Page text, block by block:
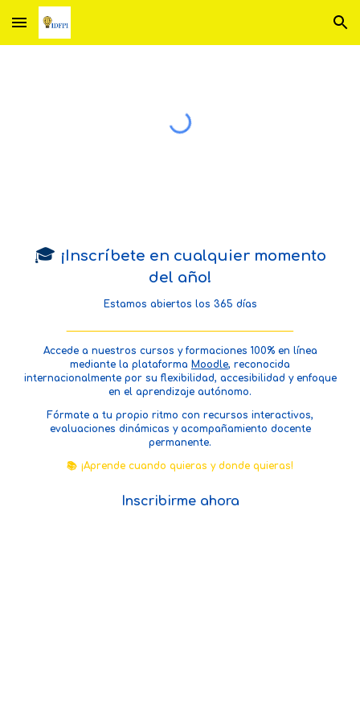
Skip to main content Skip to navigation
🎓 ¡Inscríbete en cualquier momento
del año!
Estamos abiertos los 365 días
Accede a nuestros cursos y formaciones 100% en línea
mediante la plataforma Moodle, reconocida
internacionalmente por su flexibilidad, accesibilidad y enfoque
en el aprendizaje autónomo.
Fórmate a tu propio ritmo con recursos interactivos,
evaluaciones dinámicas y acompañamiento docente
permanente.
📚 ¡Aprende cuando quieras y donde quieras!
Inscribirme ahora